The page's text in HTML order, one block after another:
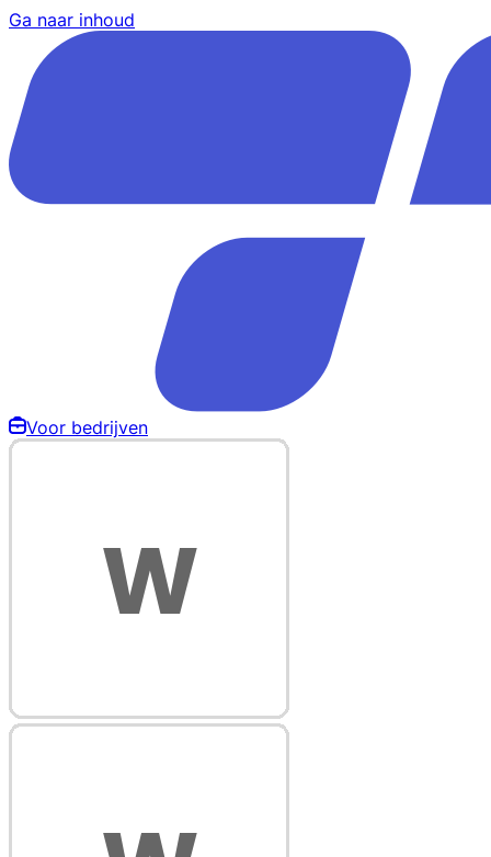
Ga naar inhoud
Voor bedrijven